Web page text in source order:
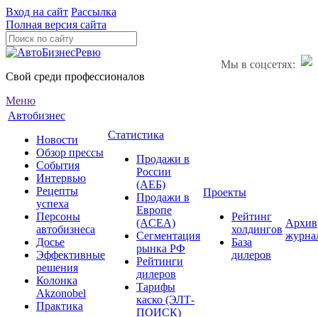
Вход на сайт Рассылка
Полная версия сайта
Мы в соцсетях:
Свой среди профессионалов
Меню
Автобизнес
Новости
Обзор прессы
События
Интервью
Рецепты
успеха
Персоны
автобизнеса
Досье
Эффективные
решения
Колонка
Akzonobel
Практика
Статистика
Продажи в
России
(АЕБ)
Продажи в
Европе
(ACEA)
Сегментация
рынка РФ
Рейтинги
дилеров
Тарифы
каско (ЭЛТ-
ПОИСК)
Проекты
Рейтинг
холдингов
База
дилеров
Архив